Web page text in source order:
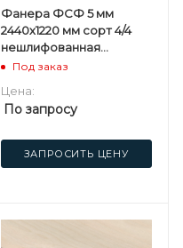
Фанера ФСФ 5 мм
2440х1220 мм сорт 4/4
нешлифованная
березовая
Под заказ
Цена:
По запросу
ЗАПРОСИТЬ ЦЕНУ